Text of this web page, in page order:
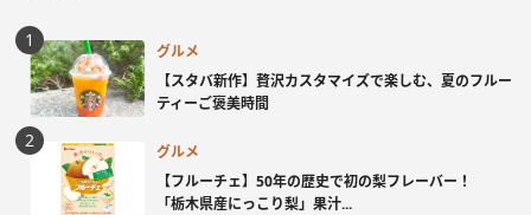
グルメ
【スタバ新作】贅沢カスタマイズで楽しむ、夏のフルー
ティーご褒美時間
グルメ
【フルーチェ】50年の歴史で初の梨フレーバー！
「栃木県産にっこり梨」果汁...